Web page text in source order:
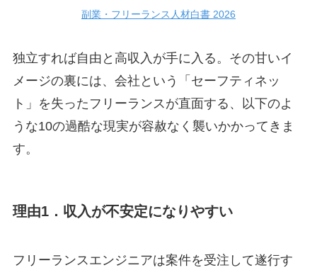
副業・フリーランス人材白書 2026
独立すれば自由と高収入が手に入る。その甘いイ
メージの裏には、会社という「セーフティネッ
ト」を失ったフリーランスが直面する、以下のよ
うな10の過酷な現実が容赦なく襲いかかってきま
す。
理由1．収入が不安定になりやすい
フリーランスエンジニアは案件を受注して遂行す